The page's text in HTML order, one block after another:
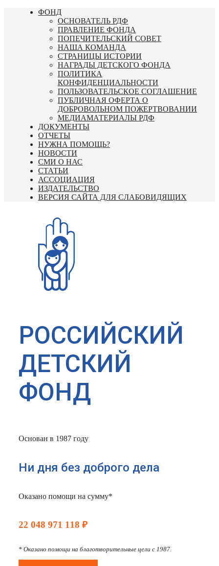
Перейти
ФОНД
ОСНОВАТЕЛЬ РДФ
ПРАВЛЕНИЕ ФОНДА
ПОПЕЧИТЕЛЬСКИЙ СОВЕТ
НАША КОМАНДА
СТРАНИЦЫ ИСТОРИИ
НАГРАДЫ ДЕТСКОГО ФОНДА
ПОЛИТИКА
КОНФИДЕНЦИАЛЬНОСТИ
ПОЛЬЗОВАТЕЛЬСКОЕ СОГЛАШЕНИЕ
ПУБЛИЧНАЯ ОФЕРТА О
ДОБРОВОЛЬНОМ ПОЖЕРТВОВАНИИ
МЕДИАМАТЕРИАЛЫ РДФ
ДОКУМЕНТЫ
ОТЧЕТЫ
НУЖНА ПОМОЩЬ?
НОВОСТИ
СМИ О НАС
СТАТЬИ
АССОЦИАЦИЯ
ИЗДАТЕЛЬСТВО
ВЕРСИЯ САЙТА ДЛЯ СЛАБОВИДЯЩИХ
РОССИЙСКИЙ
ДЕТСКИЙ
ФОНД
Основан в 1987 году
Ни дня без доброго дела
Оказано помощи на сумму*
22 048 971 118 ₽
* Оказано помощи на благотворительные цели с 1987.